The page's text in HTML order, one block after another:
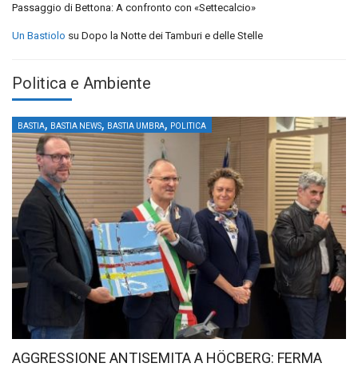
Passaggio di Bettona: A confronto con «Settecalcio»
Un Bastiolo su Dopo la Notte dei Tamburi e delle Stelle
Politica e Ambiente
BASTIA, BASTIA NEWS, BASTIA UMBRA, POLITICA
AGGRESSIONE ANTISEMITA A HÖCBERG: FERMA